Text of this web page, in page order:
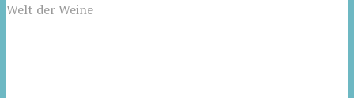
Welt der Weine